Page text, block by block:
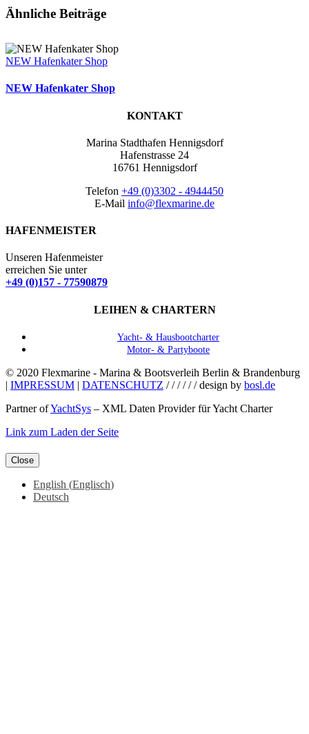
Ähnliche Beiträge
NEW Hafenkater Shop
NEW Hafenkater Shop
KONTAKT
Marina Stadthafen Hennigsdorf
Hafenstrasse 24
16761 Hennigsdorf
Telefon +49 (0)3302 - 4944450
E-Mail info@flexmarine.de
HAFENMEISTER
Unseren Hafenmeister
erreichen Sie unter
+49 (0)157 - 77590879
LEIHEN & CHARTERN
Yacht- & Hausbootcharter
Motor- & Partyboote
© 2020 Flexmarine - Marina & Bootsverleih Berlin & Brandenburg
| IMPRESSUM | DATENSCHUTZ / / / / / / design by bosl.de
Partner ofYachtSys – XML Daten Provider für Yacht Charter
Facebook
Instagram
YouTube
Link zum Laden der Seite
Close
English (Englisch)
Deutsch